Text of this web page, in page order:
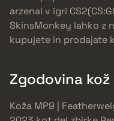
arzenal v igri
SkinsMonkey lahko z
kupujete in prodajate
Zgodovina
Koža MP9 |